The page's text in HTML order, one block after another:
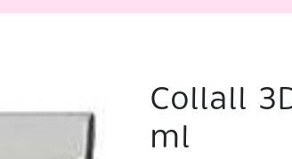
Collall
ml